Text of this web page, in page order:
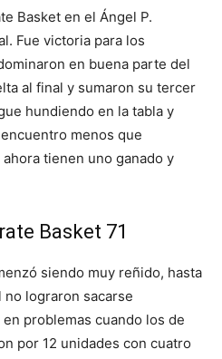
Basket en el Ángel P.
Fue victoria para los
en buena parte del
al final y sumaron su tercer
hundiendo en la tabla y
menos que
tienen uno ganado y
Basket 71
siendo muy reñido, hasta
lograron sacarse
problemas cuando los de
por 12 unidades con cuatro